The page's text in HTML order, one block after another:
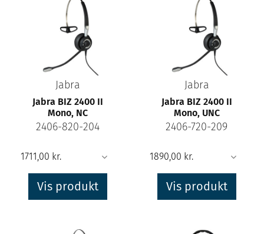
Jabra
Jabra BIZ 2400 II
Mono, NC
2406-820-204
Vis produkt
Jabra
Jabra BIZ 2400 II
Mono, UNC
2406-720-209
Vis produkt